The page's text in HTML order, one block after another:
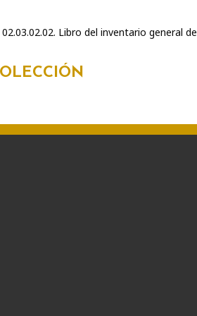
Libro del inventario general de